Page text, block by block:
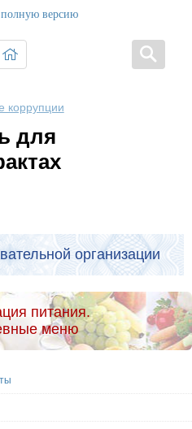
версию
коррупции
для
организации
питания.
меню